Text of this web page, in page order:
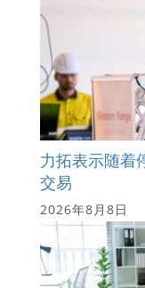
力拓表示随着
交易
2026年8月8日